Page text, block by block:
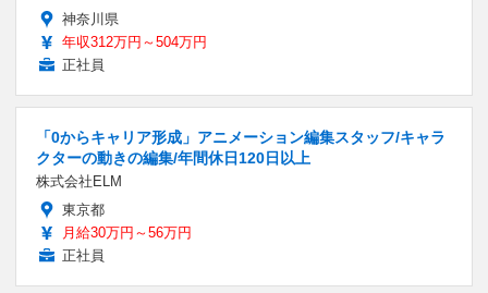
神奈川県
年収312万円～504万円
正社員
「0からキャリア形成」アニメーション編集スタッフ/キャラ
クターの動きの編集/年間休日120日以上
株式会社ELM
東京都
月給30万円～56万円
正社員